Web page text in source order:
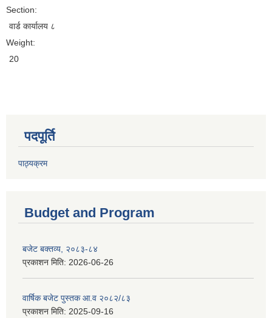
Section:
वार्ड कार्यालय ८
Weight:
20
पदपूर्ति
पाठ्यक्रम
Budget and Program
बजेट बक्तव्य, २०८३-८४
प्रकाशन मिति: 2026-06-26
वार्षिक बजेट पुस्तक आ.व २०८२/८३
प्रकाशन मिति: 2025-09-16